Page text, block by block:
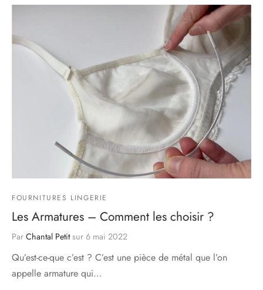
FOURNITURES LINGERIE
Les Armatures – Comment les choisir ?
Par Chantal Petitsur 6 mai 2022
Qu’est-ce-que c’est ? C’est une pièce de métal que l’on
appelle armature qui…